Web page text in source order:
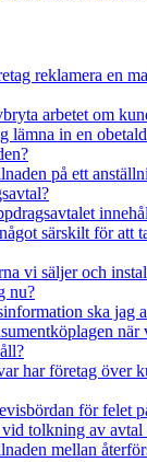
reklamera en
arbetet om
lämna in en
på ett
särskilt för att
vi säljer och
nu?
ska jag
har företag över
för felet
tolkning av avtal
mellan